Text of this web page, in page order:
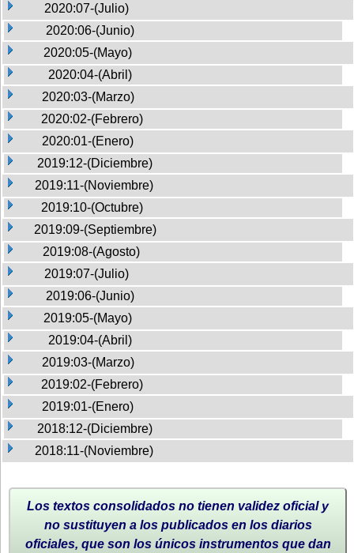
2020:07-(Julio)
2020:06-(Junio)
2020:05-(Mayo)
2020:04-(Abril)
2020:03-(Marzo)
2020:02-(Febrero)
2020:01-(Enero)
2019:12-(Diciembre)
2019:11-(Noviembre)
2019:10-(Octubre)
2019:09-(Septiembre)
2019:08-(Agosto)
2019:07-(Julio)
2019:06-(Junio)
2019:05-(Mayo)
2019:04-(Abril)
2019:03-(Marzo)
2019:02-(Febrero)
2019:01-(Enero)
2018:12-(Diciembre)
2018:11-(Noviembre)
Los textos consolidados no tienen validez oficial y
no sustituyen a los publicados en los diarios
oficiales, que son los únicos instrumentos que dan